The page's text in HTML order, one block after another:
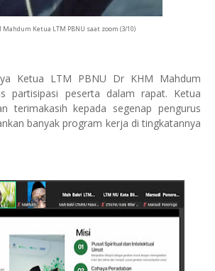
Mahdum Ketua LTM PBNU saat zoom (3/10)
Ketua LTM PBNU Dr KHM Mahdum
partisipasi peserta dalam rapat. Ketua
terimakasih kepada segenap pengurus
banyak program kerja di tingkatannya